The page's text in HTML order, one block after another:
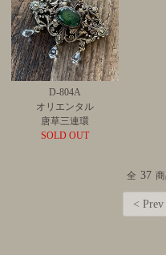
D-804A
オリエンタル
唐草三連環
SOLD OUT
全 37
< Prev